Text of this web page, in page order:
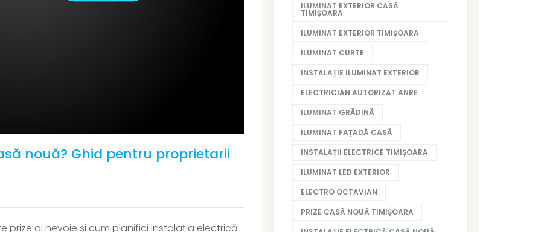
nouă? Ghid pentru proprietarii
prize ai nevoie și cum planifici instalația electrică
ILUMINAT EXTERIOR CASĂ
TIMIȘOARA
ILUMINAT EXTERIOR TIMIȘOARA
ILUMINAT CURTE
INSTALAȚIE ILUMINAT EXTERIOR
ELECTRICIAN AUTORIZAT ANRE
ILUMINAT GRĂDINĂ
ILUMINAT FAȚADĂ CASĂ
INSTALAȚII ELECTRICE TIMIȘOARA
ILUMINAT LED EXTERIOR
ELECTRO OCTAVIAN
PRIZE CASĂ NOUĂ TIMIȘOARA